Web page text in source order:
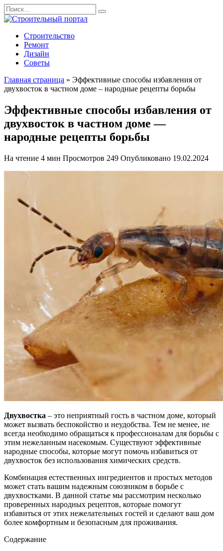
Перейти
к
содержанию
Search
for:
Строительство
Ремонт
Дизайн
Советы
Главная страница » Эффективные способы избавления от
двухвосток в частном доме – народные рецепты борьбы
Эффективные способы избавления от
двухвосток в частном доме —
народные рецепты борьбы
На чтение 4 мин Просмотров 249 Опубликовано 19.02.2024
Двухвостка – это неприятный гость в частном доме, который
может вызвать беспокойство и неудобства. Тем не менее, не
всегда необходимо обращаться к профессионалам для борьбы с
этим нежеланным насекомым. Существуют эффективные
народные способы, которые могут помочь избавиться от
двухвосток без использования химических средств.
Комбинация естественных ингредиентов и простых методов
может стать вашим надежным союзником в борьбе с
двухвостками. В данной статье мы рассмотрим несколько
проверенных народных рецептов, которые помогут
избавиться от этих нежелательных гостей и сделают ваш дом
более комфортным и безопасным для проживания.
Содержание